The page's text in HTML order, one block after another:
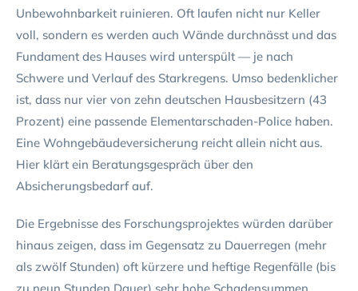
Unbewohnbarkeit ruinieren. Oft laufen nicht nur Keller
voll, sondern es werden auch Wände durchnässt und das
Fundament des Hauses wird unterspült — je nach
Schwere und Verlauf des Starkregens. Umso bedenklicher
ist, dass nur vier von zehn deutschen Hausbesitzern (43
Prozent) eine passende Elementarschaden-Police haben.
Eine Wohngebäudeversicherung reicht allein nicht aus.
Hier klärt ein Beratungsgespräch über den
Absicherungsbedarf auf.
Die Ergebnisse des Forschungsprojektes würden darüber
hinaus zeigen, dass im Gegensatz zu Dauerregen (mehr
als zwölf Stunden) oft kürzere und heftige Regenfälle (bis